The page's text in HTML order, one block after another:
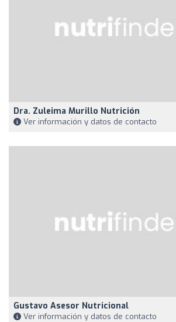
Dra. Zuleima Murillo Nutrición
Ver información y datos de contacto
Gustavo Asesor Nutricional
Ver información y datos de contacto